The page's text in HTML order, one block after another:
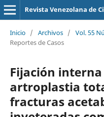
Revista Venezolana de
Inicio / Archivos / Vol. 55
Reportes de Casos
Fijación
artroplastia
fracturas